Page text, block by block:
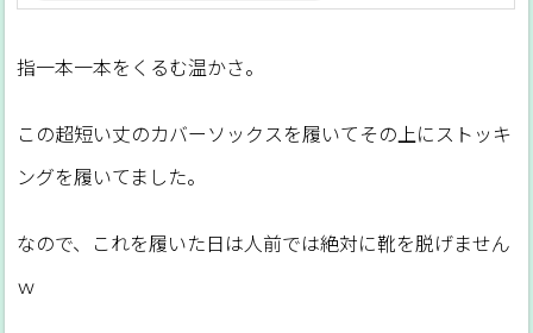
指一本一本をくるむ温かさ。
この超短い丈のカバーソックスを履いてその上にストッキ
ングを履いてました。
なので、これを履いた日は人前では絶対に靴を脱げません
ｗ